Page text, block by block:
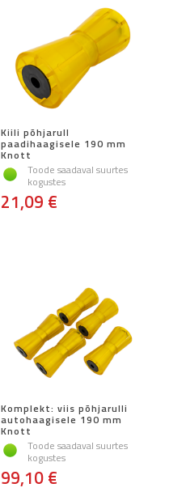
Kiili põhjarull
paadihaagisele 190 mm
Knott
Toode saadaval suurtes
kogustes
21,09 €
Komplekt: viis põhjarulli
autohaagisele 190 mm
Knott
Toode saadaval suurtes
kogustes
99,10 €